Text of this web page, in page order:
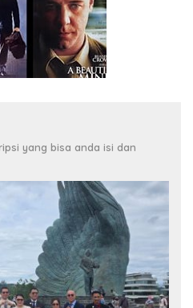
yang bisa anda isi dan